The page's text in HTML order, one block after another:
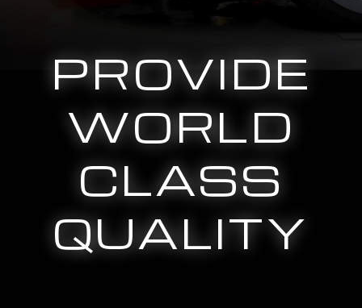
PROVIDE
WORLD
CLASS
QUALITY